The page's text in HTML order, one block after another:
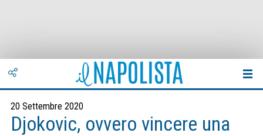
20 Settembre 2020
Djokovic, ovvero vincere una